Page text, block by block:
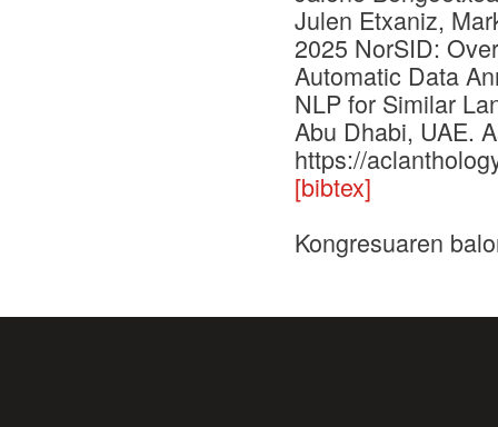
Julen Etxaniz,
2025 NorSID:
Automatic Data
NLP for Similar
Abu Dhabi, UAE.
https://
[bibtex]
Kongresuaren